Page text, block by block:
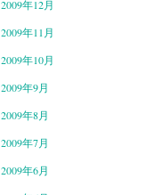
2009年12月
2009年11月
2009年10月
2009年9月
2009年8月
2009年7月
2009年6月